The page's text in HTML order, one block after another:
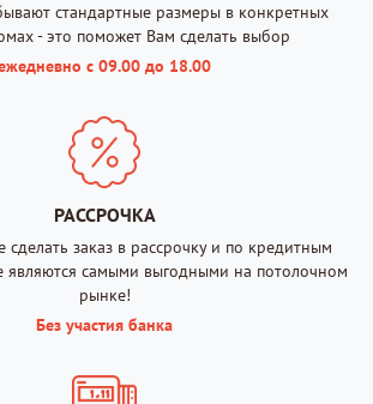
стандартные размеры в конкретных
- это поможет Вам сделать выбор
с 09.00 до 18.00
РАССРОЧКА
заказ в рассрочку и по кредитным
являются самыми выгодными на потолочном
рынке!
Без участия банка